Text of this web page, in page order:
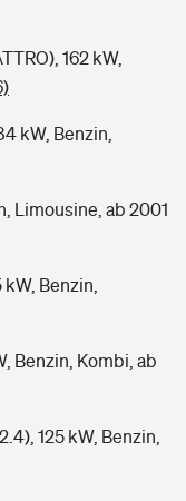
162 kW,
kW, Benzin,
Limousine, ab 2001
Benzin,
Benzin, Kombi, ab
125 kW, Benzin,